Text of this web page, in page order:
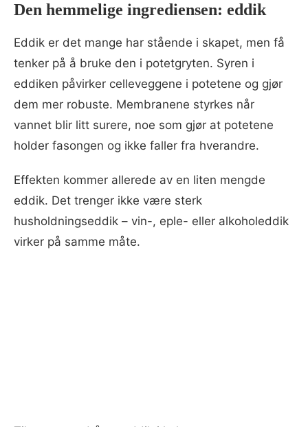
Den hemmelige ingrediensen: eddik
Eddik er det mange har stående i skapet, men få
tenker på å bruke den i potetgryten. Syren i
eddiken påvirker celleveggene i potetene og gjør
dem mer robuste. Membranene styrkes når
vannet blir litt surere, noe som gjør at potetene
holder fasongen og ikke faller fra hverandre.
Effekten kommer allerede av en liten mengde
eddik. Det trenger ikke være sterk
husholdningseddik – vin-, eple- eller alkoholeddik
virker på samme måte.